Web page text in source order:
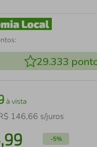
29.333
à vista
146,66 s/juros
,99 -5%